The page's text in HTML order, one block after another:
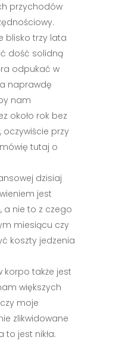
przychodów
blisko trzy lata
dość solidną
odpukać w
naprawdę
nam
około rok bez
przy
tutaj o
dzisiaj
jest
a nie to z czego
miesiącu czy
koszty jedzenia
korpo także jest
większych
moje
zlikwidowane
to jest nikła.